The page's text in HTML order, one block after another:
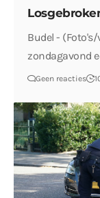
Budel -
zondagavond
Geen reacties